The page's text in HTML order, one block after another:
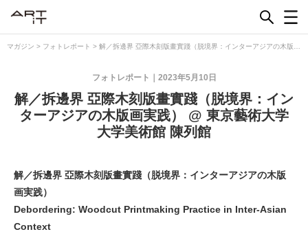
マガジン > フォトレポート > 解／拆邊界 亞際木刻版畫實踐（脱境界：インターアジアの木版画
2023年5月10日
フォトレポート
解／拆邊界 亞際木刻版畫實踐（脱境界：イン
ターアジアの木版画実践） @ 東京藝術大学
大学美術館 陳列館
解／拆邊界 亞際木刻版畫實踐（脱境界：インターアジアの木版
画実践）
Debordering: Woodcut Printmaking Practice in Inter-Asian
Context